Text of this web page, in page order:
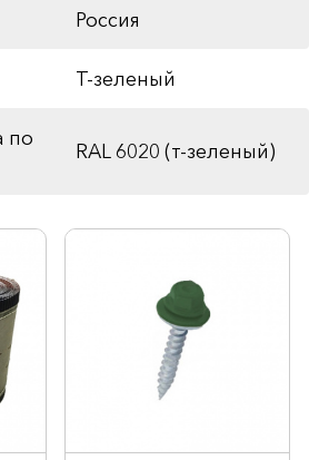
Россия
Т-зеленый
по
RAL 6020 (т-зеленый)